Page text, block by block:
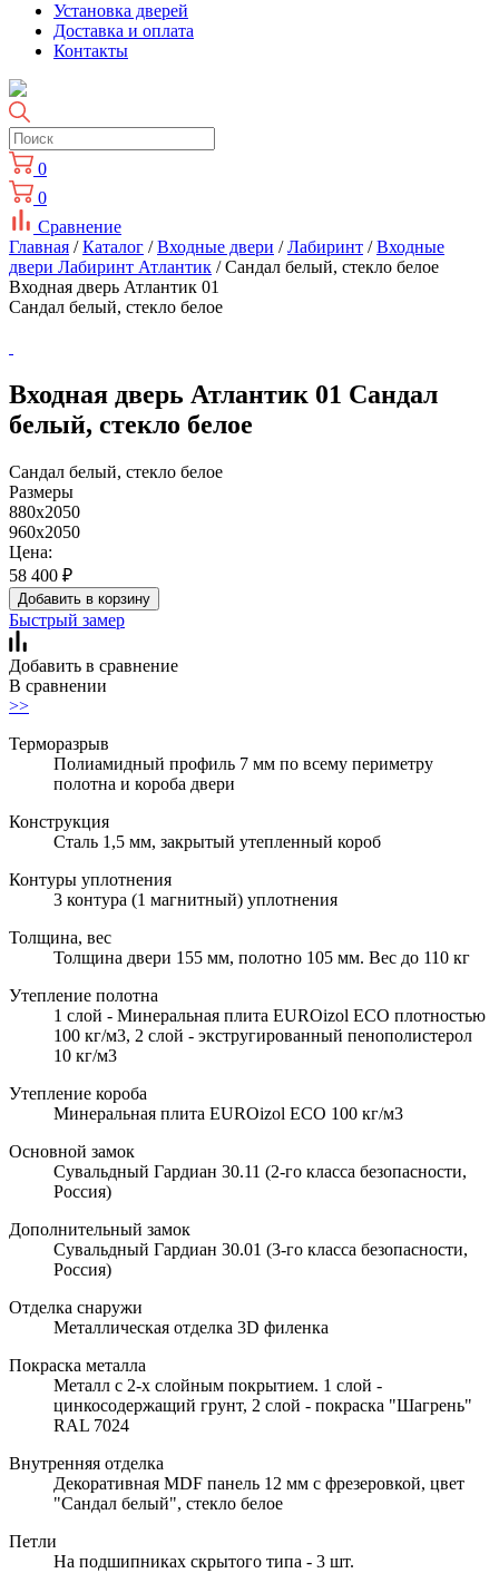
Установка дверей
Доставка и оплата
Контакты
0
0
Сравнение
Главная /Каталог /Входные двери /Лабиринт /Входные
двери Лабиринт Атлантик / Сандал белый, стекло белое
Входная дверь Атлантик 01
Сандал белый, стекло белое
Входная дверь Атлантик 01 Сандал
белый, стекло белое
Сандал белый, стекло белое
Размеры
880x2050
960x2050
Цена:
58 400 ₽
Добавить в корзину
Быстрый замер
Добавить в сравнение
В сравнении
>>
Терморазрыв
Полиамидный профиль 7 мм по всему периметру
полотна и короба двери
Конструкция
Сталь 1,5 мм, закрытый утепленный короб
Контуры уплотнения
3 контура (1 магнитный) уплотнения
Толщина, вес
Толщина двери 155 мм, полотно 105 мм. Вес до 110 кг
Утепление полотна
1 слой - Минеральная плита EUROizol ECO плотностью
100 кг/м3, 2 слой - экстругированный пенополистерол
10 кг/м3
Утепление короба
Минеральная плита EUROizol ECO 100 кг/м3
Основной замок
Сувальдный Гардиан 30.11 (2-го класса безопасности,
Россия)
Дополнительный замок
Сувальдный Гардиан 30.01 (3-го класса безопасности,
Россия)
Отделка снаружи
Металлическая отделка 3D филенка
Покраска металла
Металл с 2-х слойным покрытием. 1 слой -
цинкосодержащий грунт, 2 слой - покраска "Шагрень"
RAL 7024
Внутренняя отделка
Декоративная MDF панель 12 мм с фрезеровкой, цвет
"Сандал белый", стекло белое
Петли
На подшипниках скрытого типа - 3 шт.